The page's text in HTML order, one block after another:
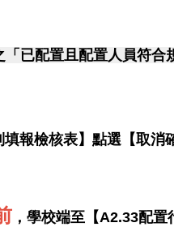
已配置且配置人員符合
報檢核表】點選【取消
，學校端至【A2.33配